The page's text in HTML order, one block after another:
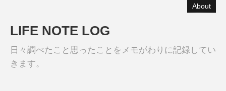
About
LIFE NOTE LOG
日々調べたこと思ったことをメモがわりに記録してい
きます。